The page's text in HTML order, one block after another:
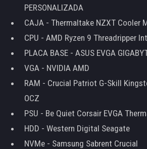
PERSONALIZADA
CAJA - Thermaltake NZXT Cooler
CPU - AMD Ryzen 9 Threadripper
PLACA BASE - ASUS EVGA
VGA - NVIDIA AMD
RAM - Crucial Patriot G-Skill
OCZ
PSU - Be Quiet Corsair EVGA
HDD - Western Digital Seagate
NVMe - Samsung Sabrent Crucial